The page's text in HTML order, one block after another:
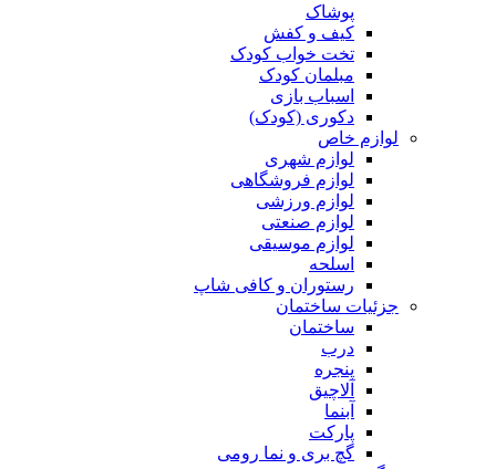
پوشاک
کیف و کفش
تخت خواب کودک
مبلمان کودک
اسباب بازی
دکوری (کودک)
لوازم خاص
لوازم شهری
لوازم فروشگاهی
لوازم ورزشی
لوازم صنعتی
لوازم موسیقی
اسلحه
رستوران و کافی شاپ
جزئیات ساختمان
ساختمان
درب
پنجره
آلاچیق
آبنما
پارکت
گچ بری و نما رومی